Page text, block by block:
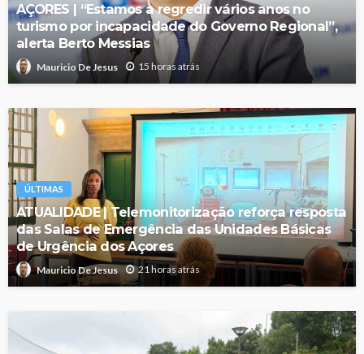
AÇORES | “Estamos a regredir vários anos no
turismo por incapacidade do Governo Regional”,
alerta Berto Messias
Mauricio De Jesus 15 horas atrás
ÚLTIMAS
ATUALIDADE | Telemonitorização reforça resposta
das Salas de Emergência das Unidades Básicas
de Urgência dos Açores
Mauricio De Jesus 21 horas atrás